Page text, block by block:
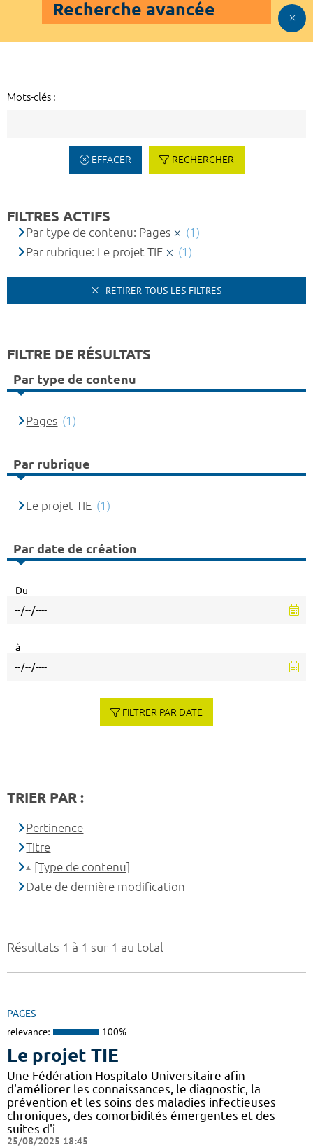
Recherche avancée
Mots-clés :
EFFACER RECHERCHER
Résultats 1 à 1 sur 1 au total
PAGES
relevance: 100%
Le projet TIE
Une Fédération Hospitalo-Universitaire afin
d'améliorer les connaissances, le diagnostic, la
prévention et les soins des maladies infectieuses
chroniques, des comorbidités émergentes et des
suites d'i
25/08/2025 18:45
FILTRES ACTIFS
Par type de contenu: Pages
(1)
Par rubrique: Le projet TIE
(1)
RETIRER TOUS LES FILTRES
FILTRE DE RÉSULTATS
Par type de contenu
Pages (1)
Par rubrique
Le projet TIE (1)
Par date de création
Du
à
FILTRER PAR DATE
TRIER PAR :
Pertinence
Titre
[Type de contenu]
Date de dernière modification